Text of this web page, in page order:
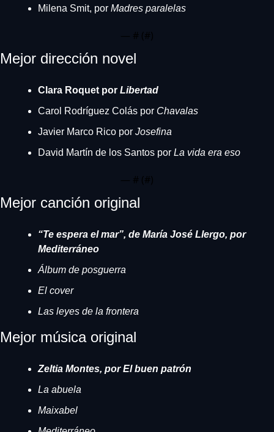
Milena Smit, por Madres paralelas
— # (#)
Mejor dirección novel
Clara Roquet por Libertad
Carol Rodríguez Colás por Chavalas
Javier Marco Rico por Josefina
David Martín de los Santos por La vida era eso
— # (#)
Mejor canción original
“Te espera el mar”, de María José Llergo, por
Mediterráneo
Álbum de posguerra
El cover
Las leyes de la frontera
Mejor música original
Zeltia Montes, por El buen patrón
La abuela
Maixabel